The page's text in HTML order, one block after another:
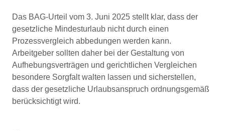
Das BAG-Urteil vom 3. Juni 2025 stellt klar, dass der
gesetzliche Mindesturlaub nicht durch einen
Prozessvergleich abbedungen werden kann.
Arbeitgeber sollten daher bei der Gestaltung von
Aufhebungsverträgen und gerichtlichen Vergleichen
besondere Sorgfalt walten lassen und sicherstellen,
dass der gesetzliche Urlaubsanspruch ordnungsgemäß
berücksichtigt wird.